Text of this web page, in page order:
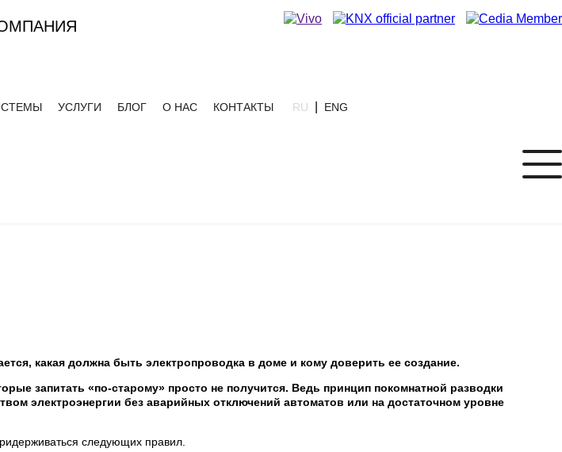
УСЛУГИ БЛОГ О НАС КОНТАКТЫ RU ENG
какая должна быть электропроводка в доме и кому доверить ее создание.
запитать «по-старому» просто не получится. Ведь принцип покомнатной разводки
электроэнергии без аварийных отключений автоматов или на достаточном уровне
следующих правил.